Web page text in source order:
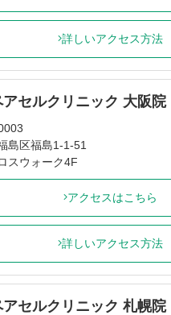
詳しいアクセス方法
アセルクリニック 大阪院
島区福島1-1-51
スウォーク4F
アクセスはこちら
詳しいアクセス方法
アセルクリニック 札幌院